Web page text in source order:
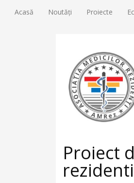
Acasă Noutăți Proiecte
Proiect